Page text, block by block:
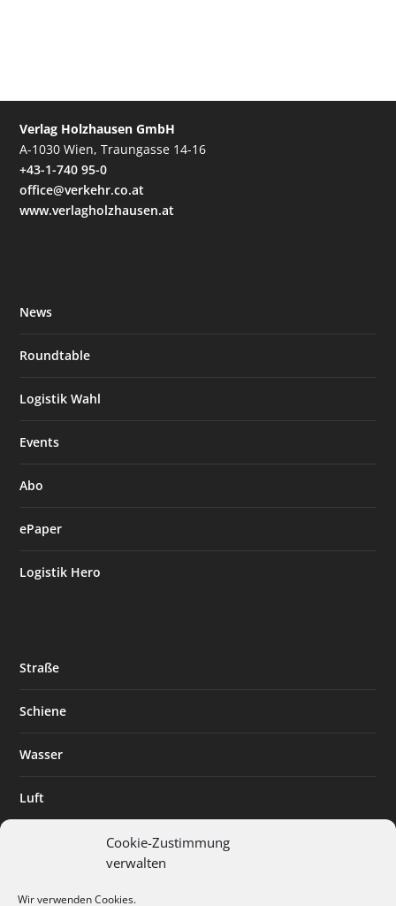
Cookie-Zustimmung
verwalten
Wir verwenden Cookies.
Verlag Holzhausen GmbH
A-1030 Wien, Traungasse 14-16
+43-1-740 95-0
office@verkehr.co.at
www.verlagholzhausen.at
News
Roundtable
Logistik Wahl
Events
Abo
ePaper
Logistik Hero
Straße
Schiene
Wasser
Luft